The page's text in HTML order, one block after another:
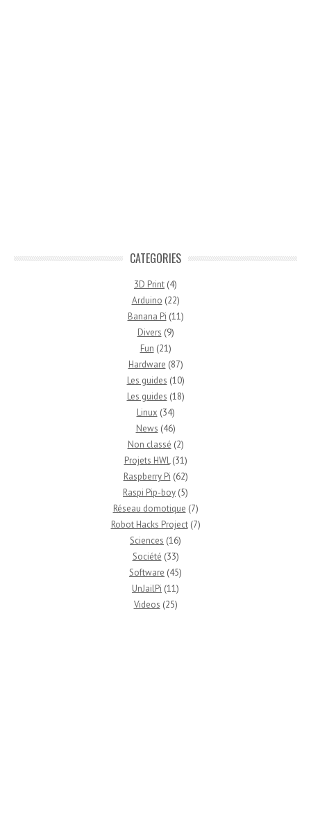
CATEGORIES
3D Print (4)
Arduino (22)
Banana Pi (11)
Divers (9)
Fun (21)
Hardware (87)
Les guides (10)
Les guides (18)
Linux (34)
News (46)
Non classé (2)
Projets HWL(31)
Raspberry Pi (62)
Raspi Pip-boy (5)
Réseau domotique (7)
Robot Hacks Project(7)
Sciences (16)
Société (33)
Software (45)
UnJailPi (11)
Videos (25)